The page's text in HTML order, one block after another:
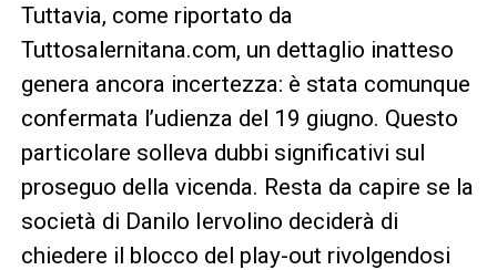
Tuttavia, come riportato da
Tuttosalernitana.com, un dettaglio inatteso
genera ancora incertezza: è stata comunque
confermata l’udienza del 19 giugno. Questo
particolare solleva dubbi significativi sul
proseguo della vicenda. Resta da capire se la
società di Danilo Iervolino deciderà di
chiedere il blocco del play-out rivolgendosi